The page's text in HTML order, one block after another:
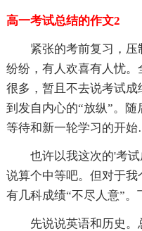
高一考试总结的作文2
紧张的考前复习，
纷纷，有人欢喜有人忧
很多，暂且不去说考试
到发自内心的“放纵”。
等待和新一轮学习的开
也许以我这次的'考
说算个中等吧。但对于
有几科成绩“不尽人意”。
先说说英语和历史